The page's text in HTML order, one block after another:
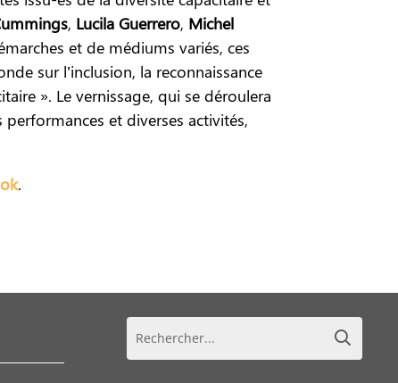
, Lucila Guerrero, Michel
et de médiums variés, ces
sur l’inclusion, la reconnaissance
». Le vernissage, qui se déroulera
et diverses activités,
.